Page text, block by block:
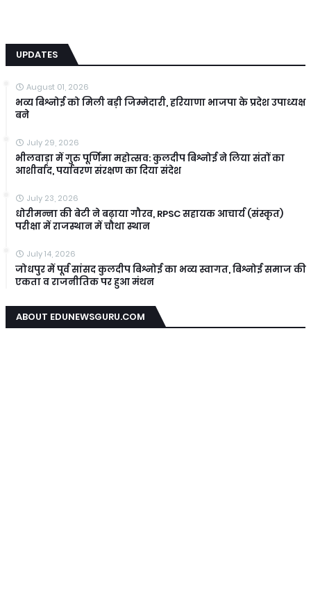
UPDATES
August 01, 2026
भव्य बिश्नोई को मिली बड़ी जिम्मेदारी, हरियाणा भाजपा के प्रदेश उपाध्यक्ष
बने
July 29, 2026
भीलवाड़ा में गुरु पूर्णिमा महोत्सव: कुलदीप बिश्नोई ने लिया संतों का
आशीर्वाद, पर्यावरण संरक्षण का दिया संदेश
July 23, 2026
धोरीमन्ना की बेटी ने बढ़ाया गौरव, RPSC सहायक आचार्य (संस्कृत)
परीक्षा में राजस्थान में चौथा स्थान
July 14, 2026
जोधपुर में पूर्व सांसद कुलदीप बिश्नोई का भव्य स्वागत, बिश्नोई समाज की
एकता व राजनीतिक पर हुआ मंथन
ABOUT EDUNEWSGURU.COM